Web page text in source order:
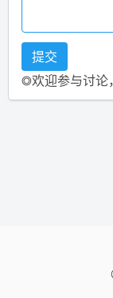
◎欢迎参与讨论